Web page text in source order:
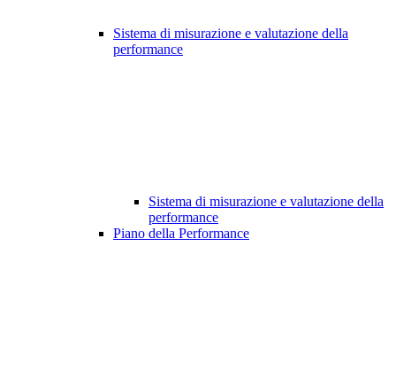
Sistema di misurazione e valutazione della
performance
Sistema di misurazione e valutazione della
performance
Piano della Performance